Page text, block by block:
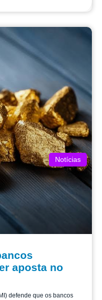
Notícias
aposta no
defende que os bancos